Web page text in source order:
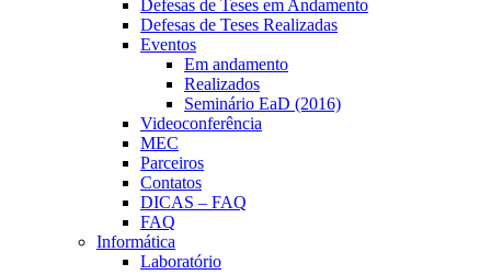
Defesas de Teses em Andamento
Defesas de Teses Realizadas
Eventos
Em andamento
Realizados
Seminário EaD (2016)
Videoconferência
MEC
Parceiros
Contatos
DICAS – FAQ
FAQ
Informática
Laboratório